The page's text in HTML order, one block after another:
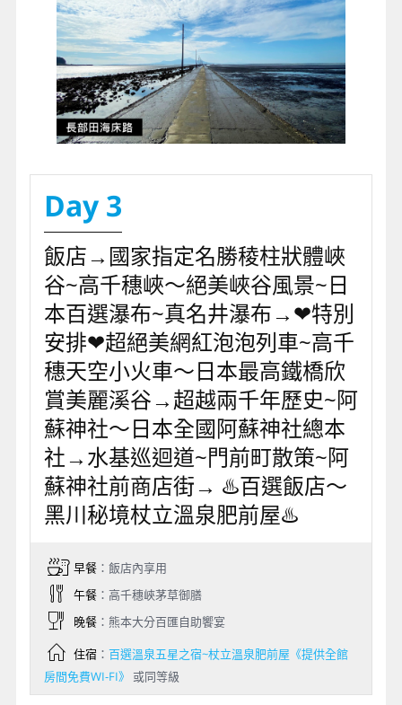
Day 3
飯店→國家指定名勝稜柱狀體峽
谷~高千穗峽～絕美峽谷風景~日
本百選瀑布~真名井瀑布→❤特別
安排❤超絕美網紅泡泡列車~高千
穗天空小火車～日本最高鐵橋欣
賞美麗溪谷→超越兩千年歷史~阿
蘇神社～日本全國阿蘇神社總本
社→水基巡迴道~門前町散策~阿
蘇神社前商店街→ ♨️百選飯店～
黑川秘境杖立溫泉肥前屋♨️
早餐：飯店內享用
午餐：高千穗峽茅草御膳
晚餐：熊本大分百匯自助饗宴
住宿： 百選溫泉五星之宿~杖立溫泉肥前屋《提供全館
房間免費WI-FI》
或同等級